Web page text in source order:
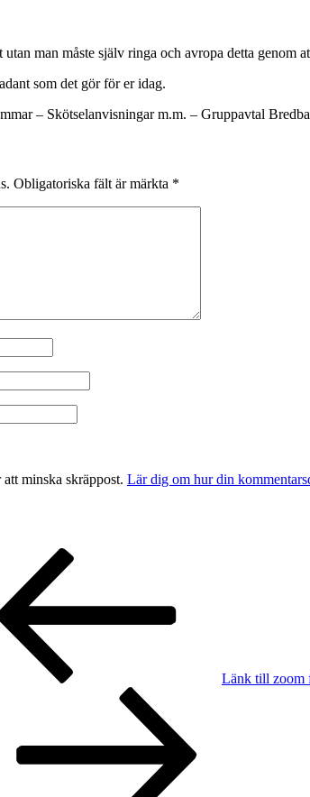
utan man måste själv ringa och avropa detta
som det gör för er idag.
– Skötselanvisningar m.m. – Gruppavtal
Obligatoriska fält är märkta *
minska skräppost. Lär dig om hur din
Länk till zoom